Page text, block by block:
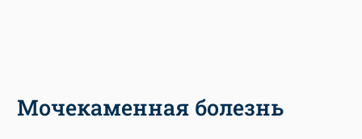
Мочекаменная болезнь